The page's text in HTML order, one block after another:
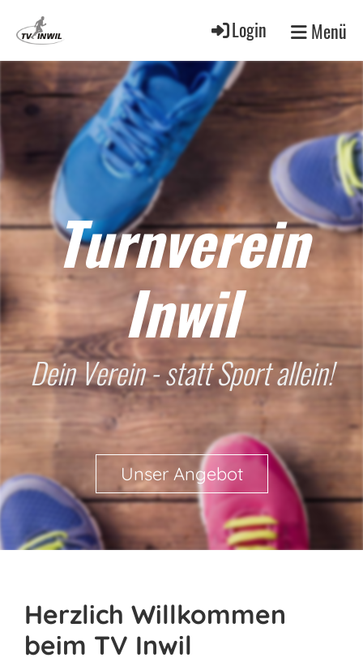
Login Menü
Turnverein
Inwil
Dein Verein - statt Sport allein!
Unser Angebot
Herzlich Willkommen
beim TV Inwil